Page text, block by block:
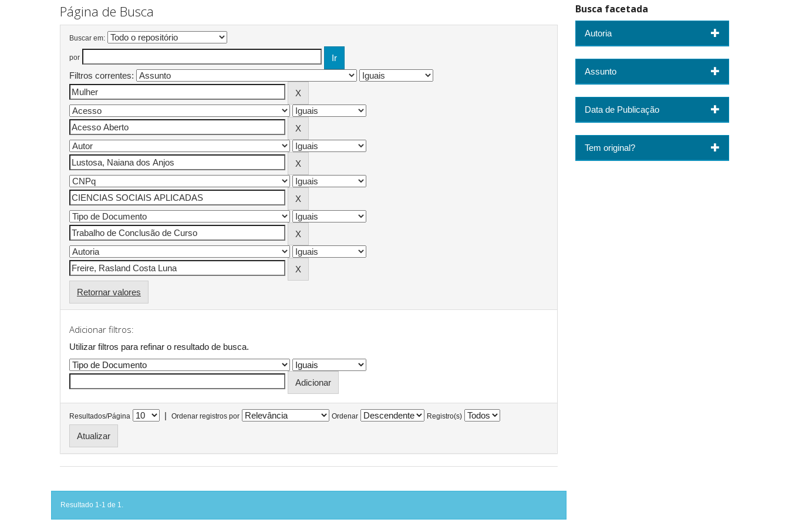
Página de Busca
Buscar em:
por
Filtros correntes:
Retornar valores
Adicionar filtros:
Utilizar filtros para refinar o resultado de busca.
Resultados/Página | Ordenar registros por Ordenar Registro(s)
Resultado 1-1 de 1.
Busca facetada
Autoria
Assunto
Data de Publicação
Tem original?